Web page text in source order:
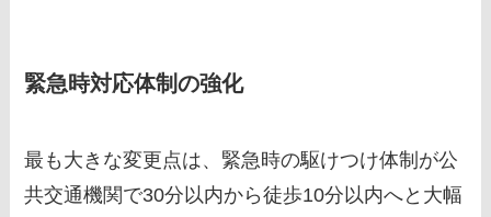
緊急時対応体制の強化
最も大きな変更点は、緊急時の駆けつけ体制が公
共交通機関で30分以内から徒歩10分以内へと大幅